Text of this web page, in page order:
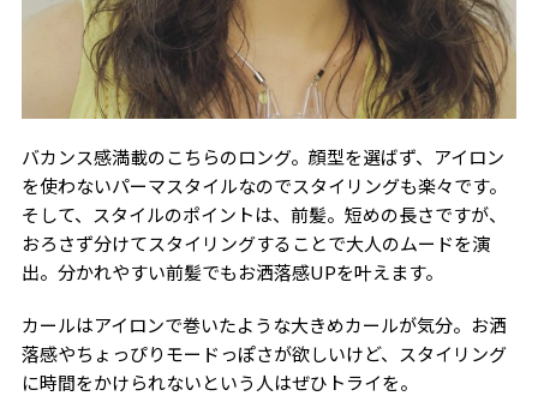
バカンス感満載のこちらのロング。顔型を選ばず、アイロン
を使わないパーマスタイルなのでスタイリングも楽々です。
そして、スタイルのポイントは、前髪。短めの長さですが、
おろさず分けてスタイリングすることで大人のムードを演
出。分かれやすい前髪でもお洒落感UPを叶えます。
カールはアイロンで巻いたような大きめカールが気分。お洒
落感やちょっぴりモードっぽさが欲しいけど、スタイリング
に時間をかけられないという人はぜひトライを。